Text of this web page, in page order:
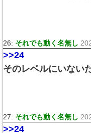
26: それでも動く名無し
>>24
そのレベルにいない
27: それでも動く名無し
>>24